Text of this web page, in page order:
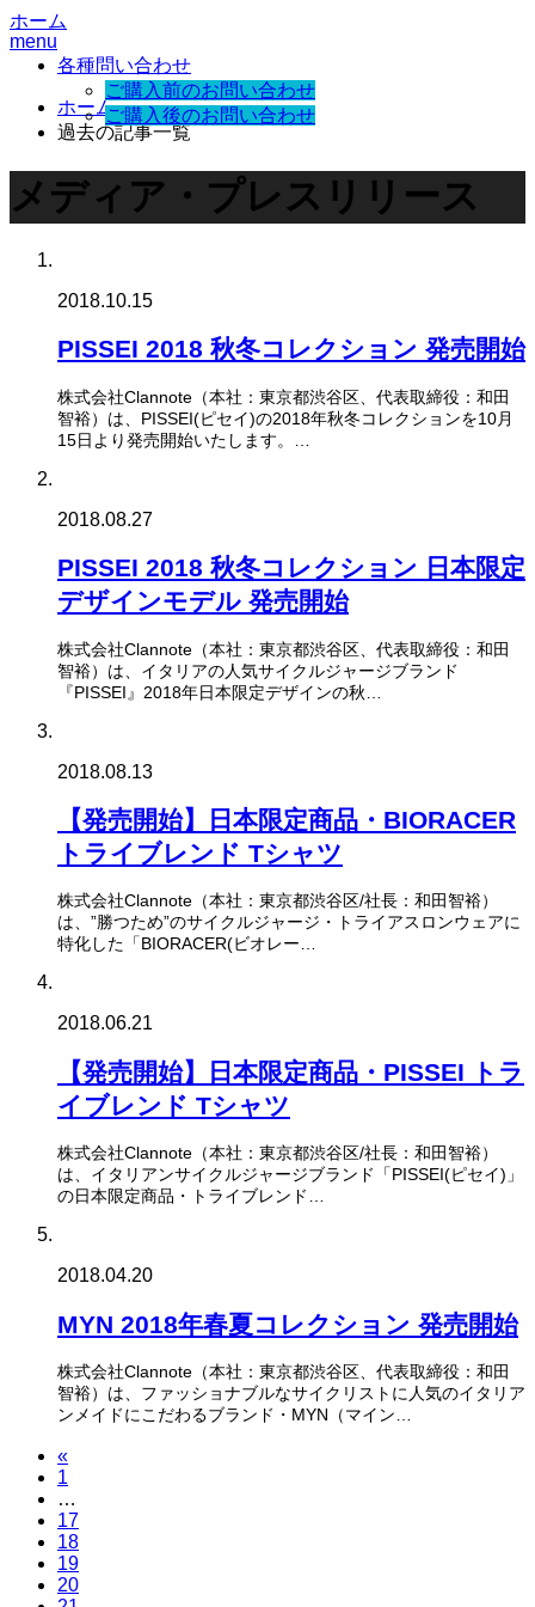
ホーム
各種問い合わせ
ご購入前のお問い合わせ
ご購入後のお問い合わせ
menu
ホーム
過去の記事一覧
メディア・プレスリリース
2018.10.15
PISSEI 2018 秋冬コレクション 発売開始
株式会社Clannote（本社：東京都渋谷区、代表取締役：和田
智裕）は、PISSEI(ピセイ)の2018年秋冬コレクションを10月
15日より発売開始いたします。…
2018.08.27
PISSEI 2018 秋冬コレクション 日本限定
デザインモデル 発売開始
株式会社Clannote（本社：東京都渋谷区、代表取締役：和田
智裕）は、イタリアの人気サイクルジャージブランド
『PISSEI』2018年日本限定デザインの秋…
2018.08.13
【発売開始】日本限定商品・BIORACER
トライブレンド Tシャツ
株式会社Clannote（本社：東京都渋谷区/社長：和田智裕）
は、”勝つため”のサイクルジャージ・トライアスロンウェアに
特化した「BIORACER(ビオレー…
2018.06.21
【発売開始】日本限定商品・PISSEI トラ
イブレンド Tシャツ
株式会社Clannote（本社：東京都渋谷区/社長：和田智裕）
は、イタリアンサイクルジャージブランド「PISSEI(ピセイ)」
の日本限定商品・トライブレンド…
2018.04.20
MYN 2018年春夏コレクション 発売開始
株式会社Clannote（本社：東京都渋谷区、代表取締役：和田
智裕）は、ファッショナブルなサイクリストに人気のイタリア
ンメイドにこだわるブランド・MYN（マイン…
«
1
…
17
18
19
20